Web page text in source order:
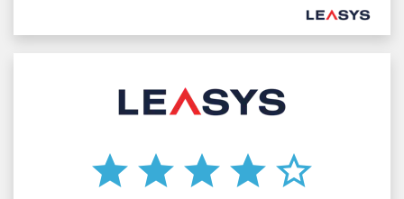
star star star star star_border